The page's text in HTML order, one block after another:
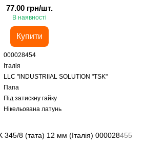
77.00 грн/шт.
В наявності
Купити
000028454
Італія
LLC "INDUSTRIIAL SOLUTION "TSK"
Папа
Під затискну гайку
Нікельована латунь